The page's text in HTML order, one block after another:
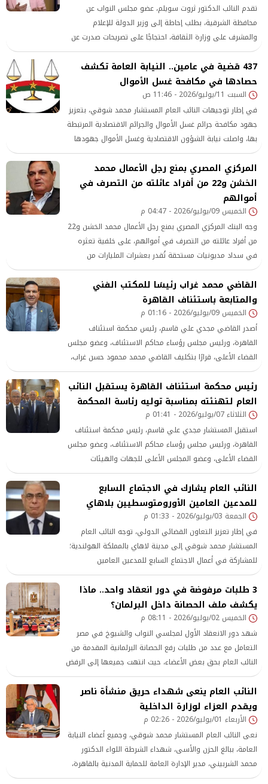
تقدم النائب الدكتور ثروت سويلم، عضو مجلس النواب عن
محافظة الشرقية، بطلب إحاطة إلى وزير الدولة للإعلام
والمشرف على وزارة الثقافة، احتجاجًا على تصريحات صدرت عن
الملحن مصطفى كامل، نقيب المهن الموسيقية، واعتبرها
إساءة لأبناء محافظة الشرقية.
437 قضية في عامين.. النيابة العامة تكشف
حصادها في مكافحة غسل الأموال
السبت 11/يوليو/2026 - 11:46 ص
في إطار توجيهات النائب العام المستشار محمد شوقي، بتعزيز
جهود مكافحة جرائم غسل الأموال والجرائم الاقتصادية المرتبطة
بها، واصلت نيابة الشؤون الاقتصادية وغسل الأموال جهودها
النوعية في مواجهة هذا النمط من الجرائم، من خلال تطوير
آليات الرصد والتحقيقات المالية الموازية، وتتبع المتحصلات غير
المشروعة، وكشف مسارات تدويرها وإخفائها؛ بما يعزز فاعلية
المواجهة الجنائية، ويحاصر عوائد الجريمة أينما وجدت.
المركزي المصري بمنع رجل الأعمال محمد
الخشن و22 من أفراد عائلته من التصرف في
أموالهم
الخميس 09/يوليو/2026 - 04:47 م
وجه البنك المركزي المصري بمنع رجل الأعمال محمد الخشن و22
من أفراد عائلته من التصرف في أموالهم، على خلفية تعثره
في سداد مديونيات مستحقة تُقدر بعشرات المليارات من
الجنيهات، بحسب 5 مصرفيين لـ الشرق بلومبرغ . وقال
المصرفيون إن التوجيه جاء بناءً على قرار صادر من النائب العام،
ولم يرد رجل الأعمال المصري،
القاضي محمد غراب رئيسًا للمكتب الفني
والمتابعة باستئناف القاهرة
الخميس 09/يوليو/2026 - 01:16 م
أصدر القاضي مجدي علي قاسم، رئيس محكمة استئناف
القاهرة، ورئيس مجلس رؤساء محاكم الاستئناف، وعضو مجلس
القضاء الأعلى، قرارًا بتكليف القاضي محمد محمود حسن غراب،
النائب العام المساعد السابق، رئيسًا للمكتب الفني والمتابعة
بمحكمة استئناف القاهرة.
رئيس محكمة استئناف القاهرة يستقبل النائب
العام لتهنئته بمناسبة توليه رئاسة المحكمة
الثلاثاء 07/يوليو/2026 - 01:41 م
استقبل المستشار مجدي علي قاسم، رئيس محكمة استئناف
القاهرة، ورئيس مجلس رؤساء محاكم الاستئناف، وعضو مجلس
القضاء الأعلى، وعضو المجلس الأعلى للجهات والهيئات
القضائية، بمقر محكمة استئناف القاهرة، المستشار محمد
شوقي، النائب العام، الذي حرص على زيارته لتقديم التهنئة
بمناسبة توليه رئاسة محكمة استئناف القاهرة ورئاسة مجلس
رؤساء محاكم الاستئناف
النائب العام يشارك في الاجتماع السابع
للمدعين العامين الأورومتوسطيين بلاهاي
الجمعة 03/يوليو/2026 - 01:33 م
في إطار تعزيز التعاون القضائي الدولي، توجه النائب العام
المستشار محمد شوقي إلى مدينة لاهاي بالمملكة الهولندية؛
للمشاركة في أعمال الاجتماع السابع للمدعين العامين
الأورومتوسطيين، الذي تنظمه وكالة «يوروجست»، بمشاركة
عدد من السادة المدعين العامين ورؤساء أجهزة الادعاء العام
من دول الاتحاد الأوروبي ودول جنوب البحر المتوسط.
3 طلبات مرفوضة في دور انعقاد واحد.. ماذا
يكشف ملف الحصانة داخل البرلمان؟
الخميس 02/يوليو/2026 - 08:11 م
شهد دور الانعقاد الأول لمجلسي النواب والشيوخ في مصر
التعامل مع عدد من طلبات رفع الحصانة البرلمانية المقدمة من
النائب العام بحق بعض الأعضاء، حيث انتهت جميعها إلى الرفض
أو الحفظ لعدم استيفاء الشروط القانونية واللائحية،
النائب العام ينعى شهداء حريق منشأة ناصر
ويقدم العزاء لوزارة الداخلية
الأربعاء 01/يوليو/2026 - 02:26 م
نعى النائب العام المستشار محمد شوقي، وجميع أعضاء النيابة
العامة، ببالغ الحزن والأسى، شهداء الشرطة اللواء الدكتور
محمد الشربيني، مدير الإدارة العامة للحماية المدنية بالقاهرة،
والنقيب عبد الرحمن العدوي، بالإدارة العامة للحماية المدنية